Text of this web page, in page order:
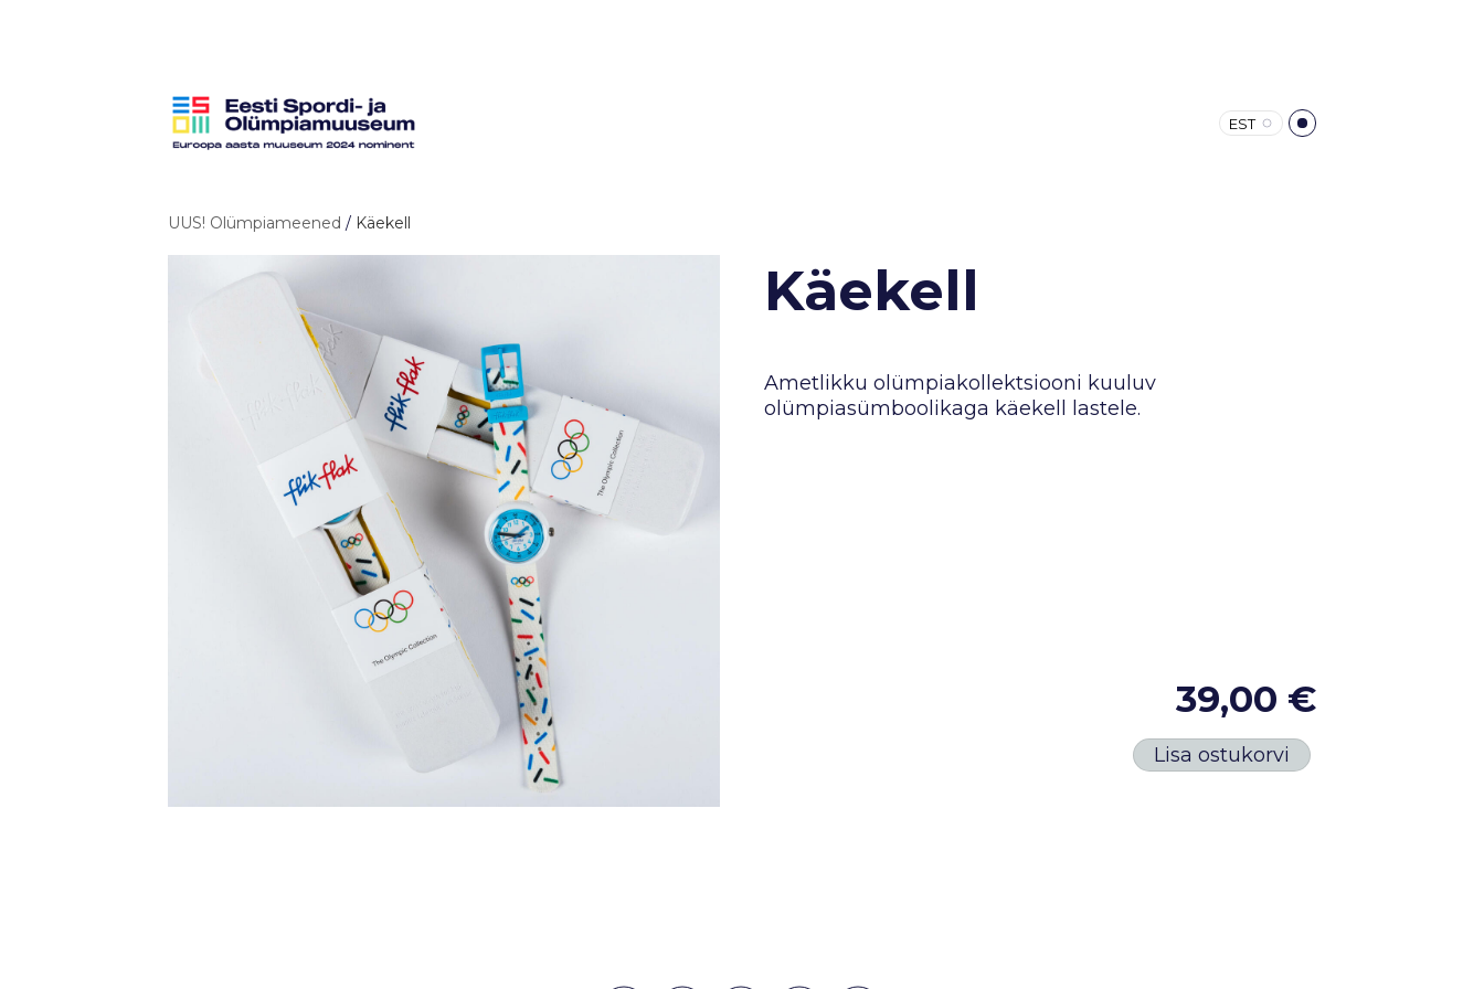
EST
UUS! Olümpiameened / Käekell
Käekell
Ametlikku olümpiakollektsiooni kuuluv
olümpiasümboolikaga käekell lastele.
39,00 €
Lisa ostukorvi